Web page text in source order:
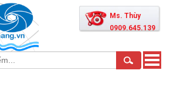
Ms. Thùy
0909.645.139
Toggle